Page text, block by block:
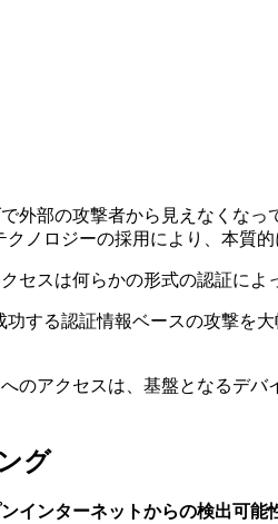
の攻撃者から見えなくなって
ノロジーの採用により、本質
スは何らかの形式の認証によ
する認証情報ベースの攻撃を大
アクセスは、基盤となるデ
グ
インターネットからの検出可能